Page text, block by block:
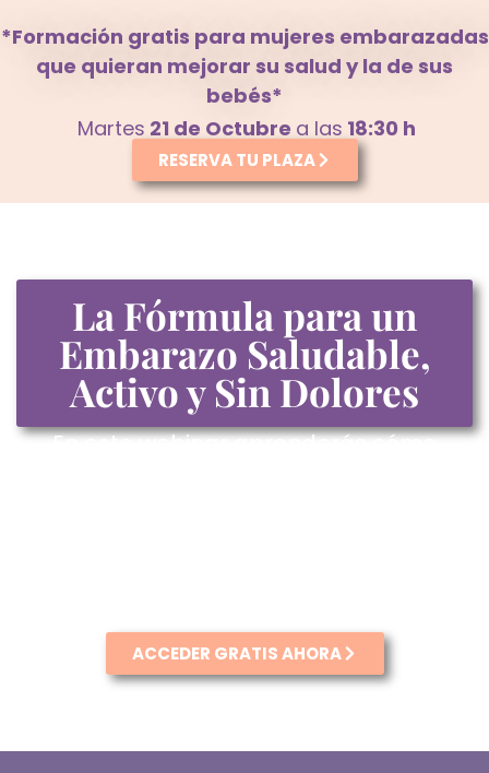
*Formación gratis para mujeres embarazadas
que quieran mejorar su salud y la de sus
bebés*
Martes 21 de Octubre a las 18:30 h
RESERVA TU PLAZA
La Fórmula para un
Embarazo Saludable,
Activo y Sin Dolores
En este webinar aprenderás cómo
ACCEDER GRATIS AHORA